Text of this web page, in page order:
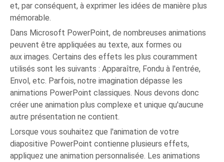
et, par conséquent, à exprimer les idées de manière plus
mémorable.
Dans Microsoft PowerPoint, de nombreuses animations
peuvent être appliquées au texte, aux formes ou
aux images. Certains des effets les plus couramment
utilisés sont les suivants : Apparaître, Fondu à l'entrée,
Envol, etc. Parfois, notre imagination dépasse les
animations PowerPoint classiques. Nous devons donc
créer une animation plus complexe et unique qu'aucune
autre présentation ne contient.
Lorsque vous souhaitez que l'animation de votre
diapositive PowerPoint contienne plusieurs effets,
appliquez une animation personnalisée. Les animations